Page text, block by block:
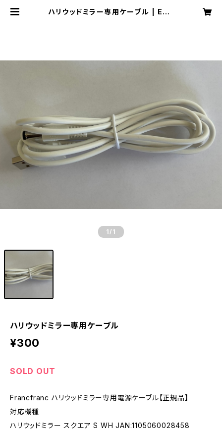
ハリウッドミラー専用ケーブル | ENE
1 /1
ハリウッドミラー専用ケーブル
¥300
SOLD OUT
Francfranc ハリウッドミラー専用電源ケーブル【正規品】
対応機種
ハリウッドミラー スクエア S WH JAN:1105060028458